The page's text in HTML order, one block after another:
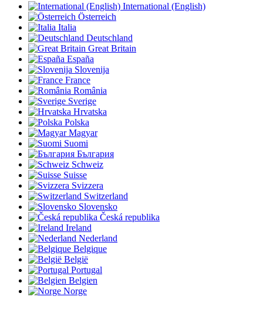
International (English)
Österreich
Italia
Deutschland
Great Britain
España
Slovenija
France
România
Sverige
Hrvatska
Polska
Magyar
Suomi
България
Schweiz
Suisse
Svizzera
Switzerland
Slovensko
Česká republika
Ireland
Nederland
Belgique
België
Portugal
Belgien
Norge